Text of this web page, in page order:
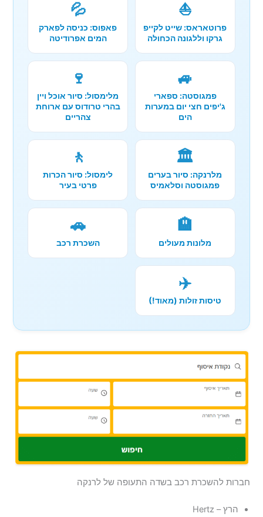
⛵
פרוטאראס: שייט לקייפ
גרקו וללגונה הכחולה
💦
פאפוס: כניסה לפארק
המים אפרודיטה
🚙
פמגוסטה: ספארי
ג'יפים חצי יום במערות
הים
🍷
מלימסול: סיור אוכל ויין
בהרי טרודוס עם ארוחת
צהריים
🏛️
מלרנקה: סיור בערים
פמגוסטה וסלאמיס
🚶
לימסול: סיור הכרות
פרטי בעיר
🏨
מלונות מעולים
🚗
השכרת רכב
✈️
טיסות זולות (מאוד!)
חברות להשכרת רכב בשדה התעופה של לרנקה
הרץ – Hertz